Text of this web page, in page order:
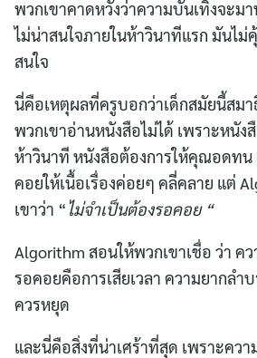
for:
พวกเขาคาดหวังว่าความบันเทิงจะม
ไม่น่าสนใจภายในห้าวินาทีแรก มันไม่
สนใจ
นี่คือเหตุผลที่ครูบอกว่าเด็กสมัยนี้สม
พวกเขาอ่านหนังสือไม่ได้ เพราะหนัง
ห้าวินาที หนังสือต้องการให้คุณอดทน
คอยให้เนื้อเรื่องค่อยๆ คลี่คลาย แต่
เขาว่า “ ไม่จำเป็นต้องรอคอย “
Algorithm สอนให้พวกเขาเชื่อ ว่า ค
รอคอยคือการเสียเวลา ความยาก
ควรหยุด
และนี่คือสิ่งที่น่าเศร้าที่สุด เพราะคว